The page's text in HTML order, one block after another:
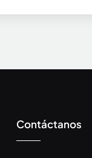
Contáctanos